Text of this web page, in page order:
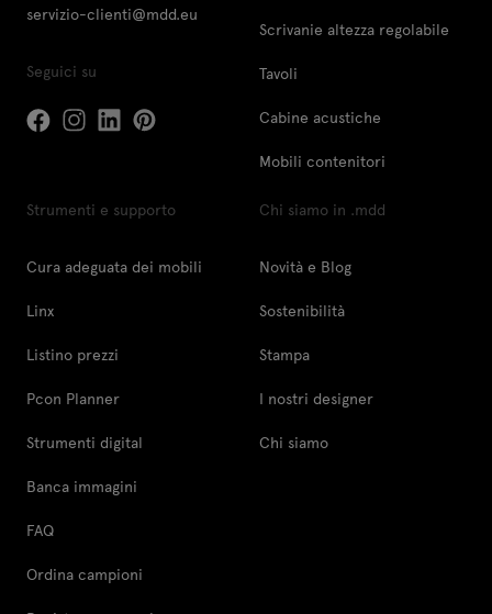
servizio-clienti@mdd.eu
Seguici su
Scrivanie altezza regolabile
Tavoli
Cabine acustiche
Mobili contenitori
Strumenti e supporto
Cura adeguata dei mobili
Linx
Listino prezzi
Pcon Planner
Strumenti digital
Banca immagini
FAQ
Ordina campioni
Chi siamo in .mdd
Novità e Blog
Sostenibilità
Stampa
I nostri designer
Chi siamo